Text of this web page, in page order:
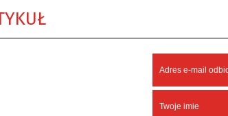
Adres e-mail
Twoje imie